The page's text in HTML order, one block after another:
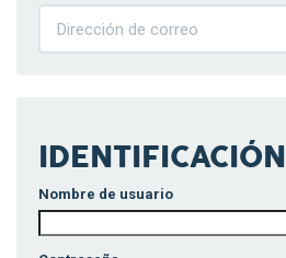
IDENTIFICACIÓN
Nombre de usuario